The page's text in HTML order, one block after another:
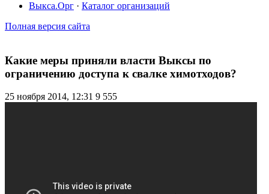
Выкса.Орг · Каталог организаций
Полная версия сайта
Какие меры приняли власти Выксы по
ограничению доступа к свалке химотходов?
25 ноября 2014, 12:31 9 555